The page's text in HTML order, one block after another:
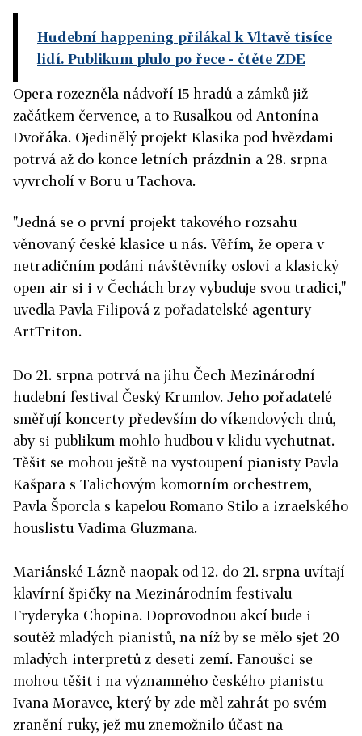
Hudební happening přilákal k Vltavě tisíce
lidí. Publikum plulo po řece - čtěte ZDE
Opera rozezněla nádvoří 15 hradů a zámků již
začátkem července, a to Rusalkou od Antonína
Dvořáka. Ojedinělý projekt Klasika pod hvězdami
potrvá až do konce letních prázdnin a 28. srpna
vyvrcholí v Boru u Tachova.
"Jedná se o první projekt takového rozsahu
věnovaný české klasice u nás. Věřím, že opera v
netradičním podání návštěvníky osloví a klasický
open air si i v Čechách brzy vybuduje svou tradici,"
uvedla Pavla Filipová z pořadatelské agentury
ArtTriton.
Do 21. srpna potrvá na jihu Čech Mezinárodní
hudební festival Český Krumlov. Jeho pořadatelé
směřují koncerty především do víkendových dnů,
aby si publikum mohlo hudbou v klidu vychutnat.
Těšit se mohou ještě na vystoupení pianisty Pavla
Kašpara s Talichovým komorním orchestrem,
Pavla Šporcla s kapelou Romano Stilo a izraelského
houslistu Vadima Gluzmana.
Mariánské Lázně naopak od 12. do 21. srpna uvítají
klavírní špičky na Mezinárodním festivalu
Fryderyka Chopina. Doprovodnou akcí bude i
soutěž mladých pianistů, na níž by se mělo sjet 20
mladých interpretů z deseti zemí. Fanoušci se
mohou těšit i na významného českého pianistu
Ivana Moravce, který by zde měl zahrát po svém
zranění ruky, jež mu znemožnilo účast na